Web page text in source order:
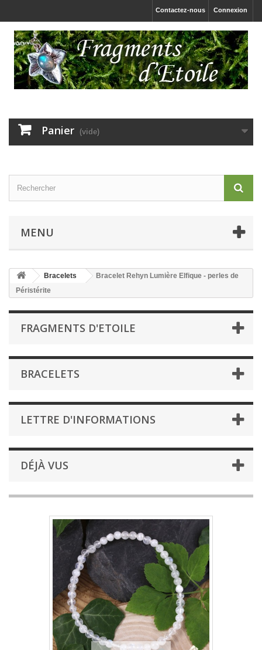
Connexion
Contactez-nous
Panier (vide)
MENU
Bracelets
Bracelet Rehyn Lumière Elfique - perles de
Péristérite
FRAGMENTS D'ETOILE
BRACELETS
LETTRE D'INFORMATIONS
DÉJÀ VUS